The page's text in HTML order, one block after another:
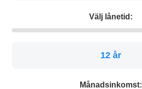
Välj lånetid:
12 år
Månadsinkomst: